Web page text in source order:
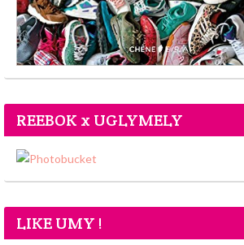
REEBOK x UGLYMELY
LIKE UMY !